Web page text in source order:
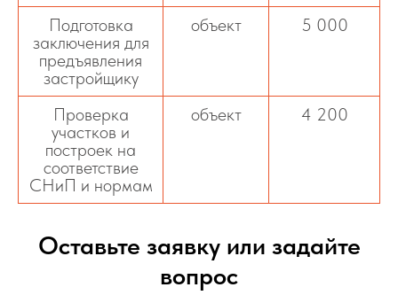
Подготовка
заключения для
предъявления
застройщику
объект 5 000
Проверка
участков и
построек на
соответствие
СНиП и нормам
объект 4 200
Оставьте заявку или задайте
вопрос